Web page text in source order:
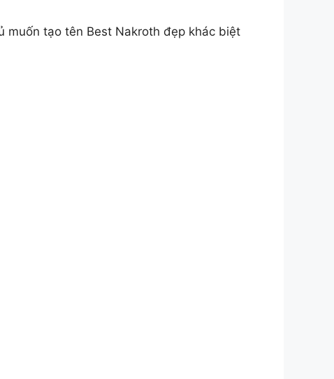
muốn tạo tên Best Nakroth đẹp khác biệt